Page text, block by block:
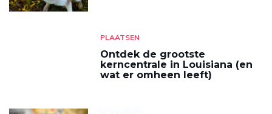
PLAATSEN
Ontdek de grootste
kerncentrale in Louisiana (en
wat er omheen leeft)